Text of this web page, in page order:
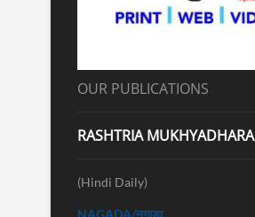
OUR PUBLICATIONS
RASHTRIA MUKHYADHARA
(Hindi Daily)
NAGADA/नगाड़ा